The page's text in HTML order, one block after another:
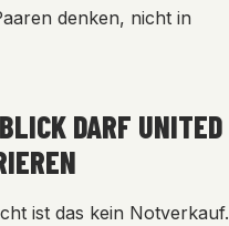
denken, nicht in
DARF UNITED
ist das kein Notverkauf.